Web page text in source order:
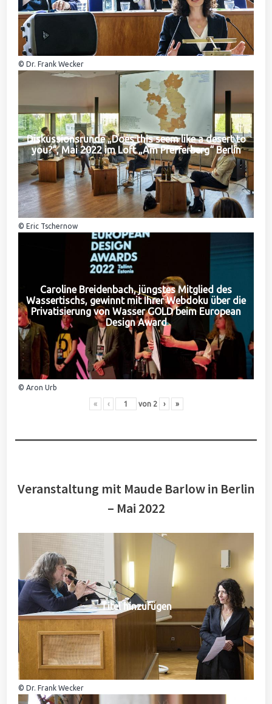
© Dr. Frank Wecker
Diskussionsrunde „Does this seem like a desert to
you?“, Mai 2022 im Loft „Am Pfefferberg“ Berlin
© Eric Tschernow
Caroline Breidenbach, jüngstes Mitglied des
Wassertischs, gewinnt mit Ihrer Webdoku über die
Privatisierung von Wasser GOLD beim European
Design Award
© Aron Urb
« ‹ von 2 › »
Veranstaltung mit Maude Barlow in Berlin
– Mai 2022
Titel hinzufügen
© Dr. Frank Wecker